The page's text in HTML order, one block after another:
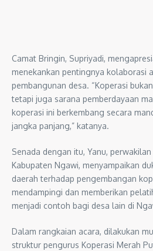
Camat Bringin, Supriyadi,
menekankan pentingnya kolaborasi
pembangunan desa. “Koperasi
tetapi juga sarana pemberdayaan
koperasi ini berkembang secara
jangka panjang,” katanya.
Senada dengan itu, Yanu,
Kabupaten Ngawi, menyampaikan
daerah terhadap pengembangan
mendampingi dan memberikan
menjadi contoh bagi desa lain di
Dalam rangkaian acara, dilakukan
struktur pengurus Koperasi Merah